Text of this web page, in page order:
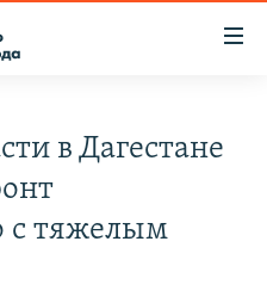
в Дагестане
с тяжелым